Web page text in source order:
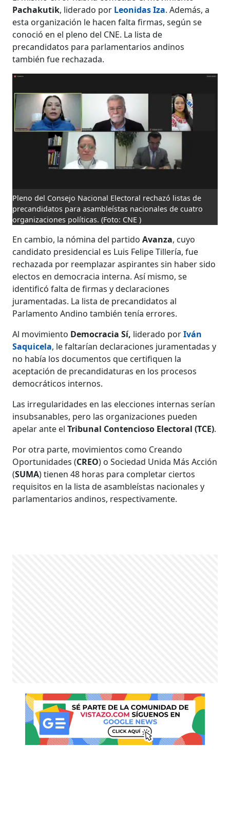
Pachakutik, liderado por Leonidas Iza. Además, a
esta organización le hacen falta firmas, según se
conoció en el pleno del CNE. La lista de
precandidatos para parlamentarios andinos
también fue rechazada.
Pleno del Consejo Nacional Electoral rechazó listas de
precandidatos para asambleístas nacionales de cuatro
organizaciones políticas.(Foto: CNE )
En cambio, la nómina del partido Avanza, cuyo
candidato presidencial es Luis Felipe Tillería, fue
rechazada por reemplazar aspirantes sin haber sido
electos en democracia interna. Así mismo, se
identificó falta de firmas y declaraciones
juramentadas. La lista de precandidatos al
Parlamento Andino también tenía errores.
Al movimiento Democracia Sí, liderado porIván
Saquicela, le faltarían declaraciones juramentadas y
no había los documentos que certifiquen la
aceptación de precandidaturas en los procesos
democráticos internos.
Las irregularidades en las elecciones internas serían
insubsanables, pero las organizaciones pueden
apelar ante elTribunal Contencioso Electoral (TCE).
Por otra parte, movimientos como Creando
Oportunidades (CREO) o Sociedad Unida Más Acción
(SUMA) tienen 48 horas para completar ciertos
requisitos en la lista de asambleístas nacionales y
parlamentarios andinos, respectivamente.